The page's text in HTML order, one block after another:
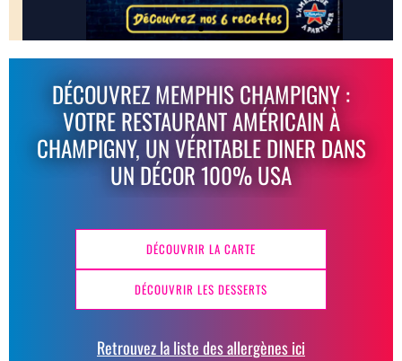
DÉCOUVREZ MEMPHIS CHAMPIGNY :
VOTRE RESTAURANT AMÉRICAIN À
CHAMPIGNY, UN VÉRITABLE DINER DANS
UN DÉCOR 100% USA
DÉCOUVRIR LA CARTE
DÉCOUVRIR LES DESSERTS
Retrouvez la liste des allergènes ici